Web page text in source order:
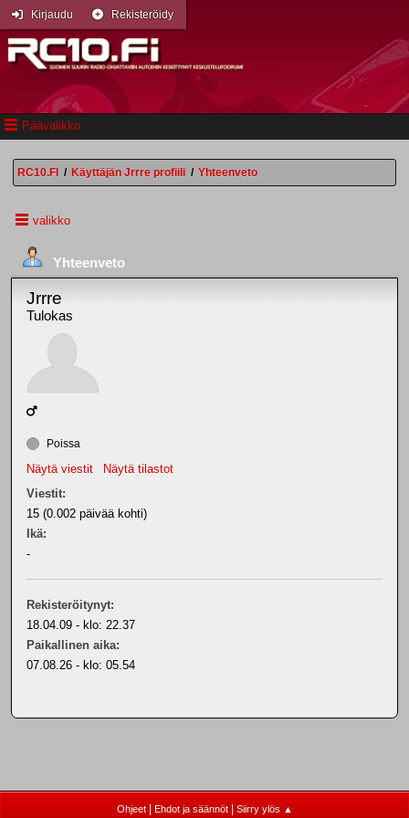
Päävalikko
Kirjaudu Rekisteröidy
RC10.FI / Käyttäjän Jrrre profiili / Yhteenveto
valikko
Yhteenveto
Jrrre
Tulokas
Poissa
Näytä viestit
Näytä tilastot
Viestit:
15 (0.002 päivää kohti)
Ikä:
-
Rekisteröitynyt:
18.04.09 - klo: 22.37
Paikallinen aika:
07.08.26 - klo: 05.54
Ohjeet| Ehdot ja säännöt| Siirry ylös ▲